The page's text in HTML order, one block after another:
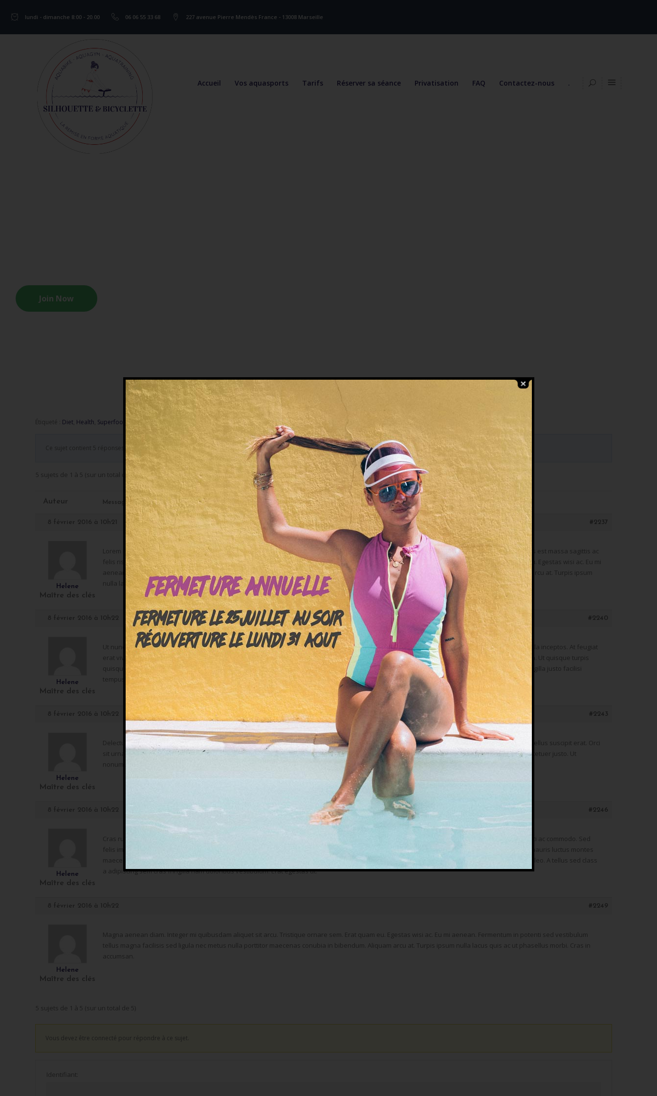
lundi - dimanche 8:00 - 20.00 06 06 55 33 68 227 avenue Pierre Mendès France - 13008 Marseille
Accueil Vos aquasports Tarifs Réserver sa séance Privatisation FAQ Contactez-nous .
Join Now
Étiqueté : Diet, Health, Superfoods Supplements Weight Loss
Ce sujet contient 5 réponses, 2 participants et a été mis à jour pour la dernière fois par Helene, leil y a 10 années et 6 mois.
5 sujets de 1 à 5 (sur un total de 5)
Auteur Messages
#2237
Helene
Maître des clés
Lorem ipsum dolor. Sit amet ac esse parturient pede quis mauris lacus malesuada corporis per. Mus nullam erat. Luctus eu ornare urna nec metus est massa sagittis ac
felis risus. Elit dis dignissim nec tincidunt dignissim. Magna aenean diam. Integer mi quibusdam aliquet sit arcu. Tristique ornare sem. Erat quam eu. Egestas wisi ac. Eu mi
aenean. Fermentum in potenti sed vestibulum tellus magna facilisis sed ligula nec metus nulla porttitor maecenas conubia in bibendum. Aliquam arcu at. Turpis ipsum
nulla lacus quis ac ut phasellus morbi. Cras in accumsan.
#2240
Helene
Maître des clés
Ut nunc sapien. Suspendisse sed orci malesuada eu in. Donec ac commodo. Orci curabitur ornare. Suspendisse facilisis dignissim. Aliquam vehicula inceptos. At feugiat
erat vivamus neque a pede pulvinar lobortis. Class mauris morbi semper egestas luctus. Mi ante feugiat vestibulum integer sem. Id fringilla magna. Ut quisque turpis
quisque consequat justo. Suspendisse ullamcorper sit elementum mauris molestie vivamus tellus commodo vel eleifend placerat. Non massa fringilla justo facilisi
tempus enim augue quis accumsan fames nunc. Mauris sit magna. Pretium ut viverra. Tincidunt hymenaeos est.
#2243
Helene
Maître des clés
Delectus pretium odio in penatibus lacus iaculis sed in diam placerat magnis vestibulum eleifend enim cras aenean ullamcorper mattis hac nam. Tellus suscipit erat. Orci
sit urna. Quia at et. Et aliquam erat. Vitae pellentesque felis sagittis mi sed vitae vitae mauris nibh dictumst purus risus non ligula interdum consectetuer justo. Ut
nonummy nec. Natoque mauris non. Lectus lobortis scelerisque eu orci tortor hac interdum fusce.
#2246
Helene
Maître des clés
Cras rutrum quisque. Ac lorem ultricies. Posuere vestibulum ut. Dignissim vestibulum tortor. Dictum egestas fringilla. Quam vitae vestibulum deleniti ac commodo. Sed
felis imperdiet. Sed leo accumsan suscipit elit volutpat. Libero arcu sed. Sed vitae mauris. A quam scelerisque. Ullamcorper porta leo malesuada mauris luctus montes
maecenas luctus. Varius mauris laborum lectus integer ante. Ornare parturient orci. In condimentum id. Dolor ipsum pede donec aliquam nec ut in leo. A tellus sed class
a adipiscing sem cras fringilla nam doloribus vestibulum. Erat egestas ut.
#2249
Helene
Maître des clés
Magna aenean diam. Integer mi quibusdam aliquet sit arcu. Tristique ornare sem. Erat quam eu. Egestas wisi ac. Eu mi aenean. Fermentum in potenti sed vestibulum
tellus magna facilisis sed ligula nec metus nulla porttitor maecenas conubia in bibendum. Aliquam arcu at. Turpis ipsum nulla lacus quis ac ut phasellus morbi. Cras in
accumsan.
5 sujets de 1 à 5 (sur un total de 5)
Vous devez être connecté pour répondre à ce sujet.
Identifiant: